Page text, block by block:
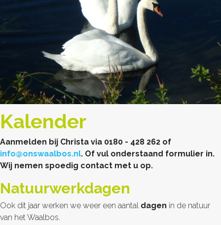
Kalender
Aanmelden bij Christa via 0180 - 428 262 of
info@onswaalbos.nl. Of vul onderstaand formulier in.
Wij nemen spoedig contact met u op.
Natuurwerkdagen
Ook dit jaar werken we weer een aantal dagen in de natuur
van het Waalbos.